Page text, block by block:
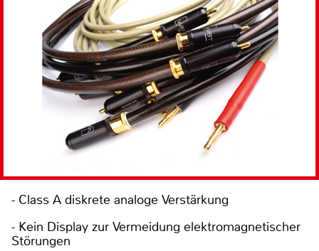
- Class A diskrete analoge Verstärkung
- Kein Display zur Vermeidung elektromagnetischer
Störungen